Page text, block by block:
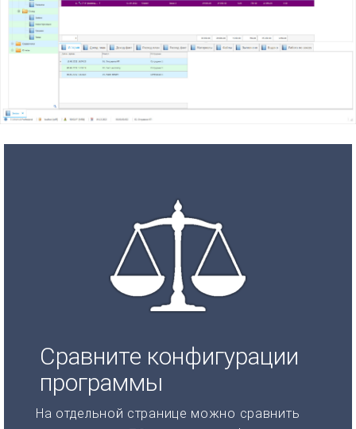
Сравните конфигурации
программы
На отдельной странице можно сравнить